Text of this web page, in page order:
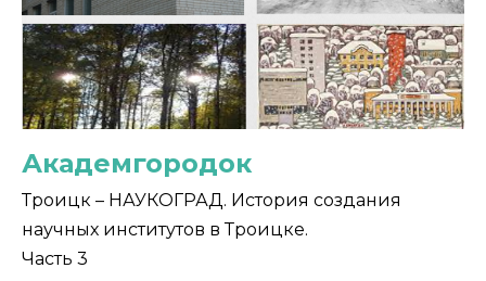
Академгородок
Троицк – НАУКОГРАД. История создания
научных институтов в Троицке.
Часть 3